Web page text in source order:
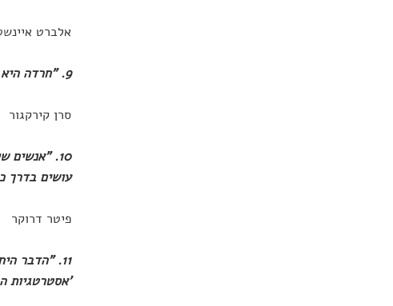
אלברט
9. "חרדה היא הסחרחורת של החופש".
סרן קירקגור
10. "אנשים
עושים בדרך
פיטר דרוקר
11. "הדבר
'אסטרטגיות